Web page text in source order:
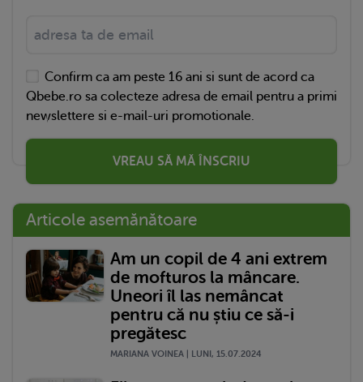
Confirm ca am peste 16 ani si sunt de acord ca
Qbebe.ro sa colecteze adresa de email pentru a primi
newslettere si e-mail-uri promotionale.
VREAU SĂ MĂ ÎNSCRIU
Articole asemănătoare
Am un copil de 4 ani extrem
de mofturos la mâncare.
Uneori îl las nemâncat
pentru că nu știu ce să-i
pregătesc
MARIANA VOINEA | LUNI, 15.07.2024